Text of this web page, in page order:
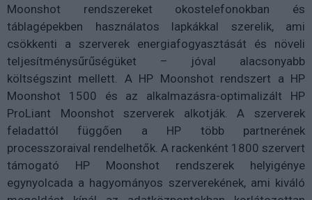
Moonshot rendszereket okostelefonokban és
táblagépekben használatos lapkákkal szerelik, ami
csökkenti a szerverek energiafogyasztását és növeli
teljesítménysűrűségüket – jóval alacsonyabb
költségszint mellett. A HP Moonshot rendszert a HP
Moonshot 1500 és az alkalmazásra-optimalizált HP
ProLiant Moonshot szerverek alkotják. A szerverek
feladattól függően a HP több partnerének
processzoraival rendelhetők. A rackenként 1800 szervert
támogató HP Moonshot rendszerek helyigénye
egynyolcada a hagyományos szerverekének, ami kiváló